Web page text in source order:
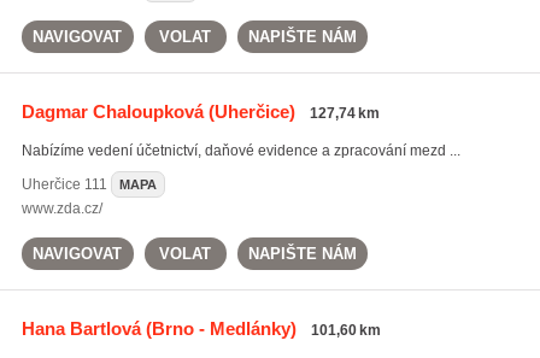
NAVIGOVAT VOLAT NAPIŠTE NÁM
Dagmar Chaloupková(Uherčice) 127,74 km
Nabízíme vedení účetnictví, daňové evidence a zpracování mezd ...
Uherčice 111 MAPA
www.zda.cz/
NAVIGOVAT VOLAT NAPIŠTE NÁM
Hana Bartlová(Brno - Medlánky) 101,60 km